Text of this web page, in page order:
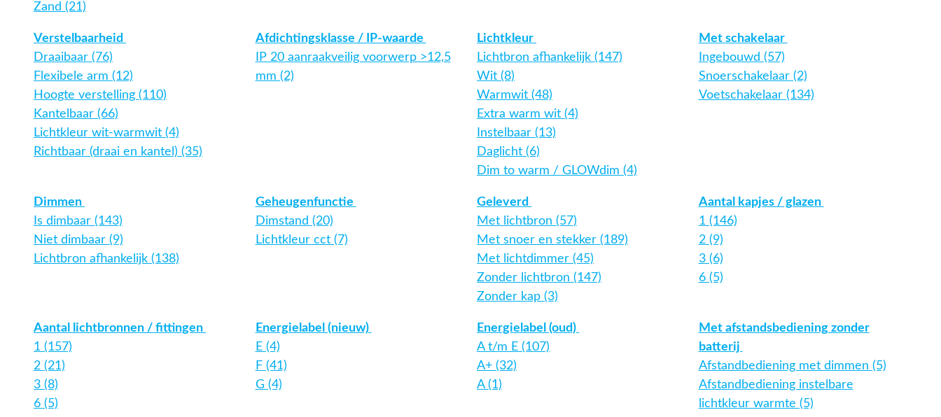
Zand (21)
Verstelbaarheid
Draaibaar (76)
Flexibele arm (12)
Hoogte verstelling (110)
Kantelbaar (66)
Lichtkleur wit-warmwit (4)
Richtbaar (draai en kantel) (35)
Afdichtingsklasse / IP-waarde
IP 20 aanraakveilig voorwerp >12,5
mm (2)
Lichtkleur
Lichtbron afhankelijk (147)
Wit (8)
Warmwit (48)
Extra warm wit (4)
Instelbaar (13)
Daglicht (6)
Dim to warm / GLOWdim (4)
Met schakelaar
Ingebouwd (57)
Snoerschakelaar (2)
Voetschakelaar (134)
Dimmen
Is dimbaar (143)
Niet dimbaar (9)
Lichtbron afhankelijk (138)
Geheugenfunctie
Dimstand (20)
Lichtkleur cct (7)
Geleverd
Met lichtbron (57)
Met snoer en stekker (189)
Met lichtdimmer (45)
Zonder lichtbron (147)
Zonder kap (3)
Aantal kapjes / glazen
1 (146)
2 (9)
3 (6)
6 (5)
Aantal lichtbronnen / fittingen
1 (157)
2 (21)
3 (8)
6 (5)
Energielabel (nieuw)
E (4)
F (41)
G (4)
Energielabel (oud)
A t/m E (107)
A+ (32)
A (1)
Met afstandsbediening zonder
batterij
Afstandbediening met dimmen (5)
Afstandbediening instelbare
lichtkleur warmte (5)